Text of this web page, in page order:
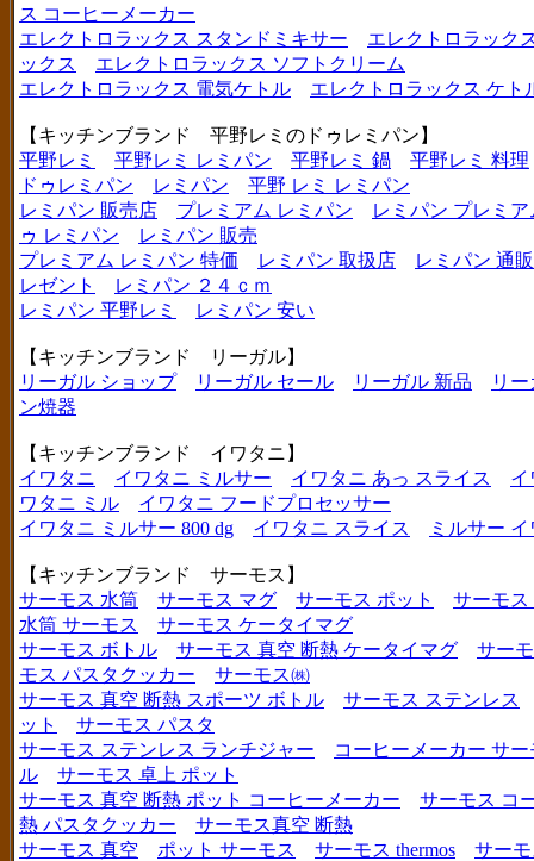
ス コーヒーメーカー
エレクトロラックス スタンドミキサー
エレクトロラック
ックス
エレクトロラックス ソフトクリーム
エレクトロラックス 電気ケトル
エレクトロラックス ケト
【キッチンブランド 平野レミのドゥレミパン】
平野レミ
平野レミ レミパン 平野レミ 鍋
平野レミ 料理
ドゥレミパン
レミパン
平野 レミ レミパン
レミパン 販売店
プレミアム レミパン
レミパン プレミア
ゥ レミパン
レミパン 販売
プレミアム レミパン 特価
レミパン 取扱店
レミパン 通販
レゼント
レミパン ２４ｃｍ
レミパン 平野レミ
レミパン 安い
【キッチンブランド リーガル】
リーガル ショップ
リーガル セール リーガル 新品
リ
ン焼器
【キッチンブランド イワタニ】
イワタニ
イワタニ ミルサー イワタニ あっ スライス
イ
ワタニ ミル
イワタニ フードプロセッサー
イワタニ ミルサー 800 dg
イワタニ スライス ミルサー
【キッチンブランド サーモス】
サーモス 水筒
サーモス マグ サーモス ポット
サーモス
水筒 サーモス
サーモス ケータイマグ
サーモス ボトル
サーモス 真空 断熱 ケータイマグ
サー
モス パスタクッカー
サーモス㈱
サーモス 真空 断熱 スポーツ ボトル
サーモス ステンレス
ット
サーモス パスタ
サーモス ステンレス ランチジャー
コーヒーメーカー サー
ル
サーモス 卓上 ポット
サーモス 真空 断熱 ポット コーヒーメーカー
サーモス コ
熱 パスタクッカー
サーモス真空 断熱
サーモス 真空
ポット サーモス サーモス thermos
サー